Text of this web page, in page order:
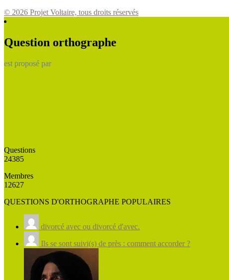
© 2026 Projet Voltaire, tous droits réservés
Question orthographe
est proposé par
Questions
24385
Membres
12627
QUESTIONS D'ORTHOGRAPHE POPULAIRES
divorcé avec ou divorcé d'avec.
Ils se sont suivi(s) de près : comment accorder ?